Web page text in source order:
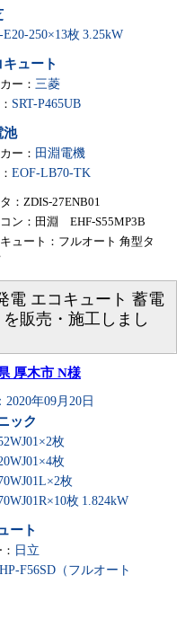
E20-250×13枚 3.25kW
キュート
ー： 三菱
SRT-P465UB
池
ー： 田淵電機
EOF-LB70-TK
：ZDIS-27ENB01
ン：田淵 EHF-S55MP3B
ュート：フルオート 角型タ
電 エコキュート 蓄電
販売・施工しまし
厚木市 N様
2020年09月20日
ック
枚
枚
枚
枚 1.824kW
ート
日立
F56SD（フルオート